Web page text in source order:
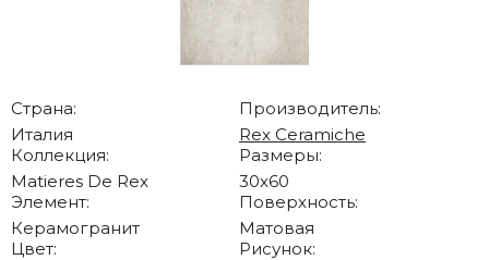
Страна:
Италия
Производитель:
Rex Ceramiche
Коллекция:
Matieres De Rex
Размеры:
30x60
Элемент:
Керамогранит
Поверхность:
Матовая
Цвет:
Рисунок: